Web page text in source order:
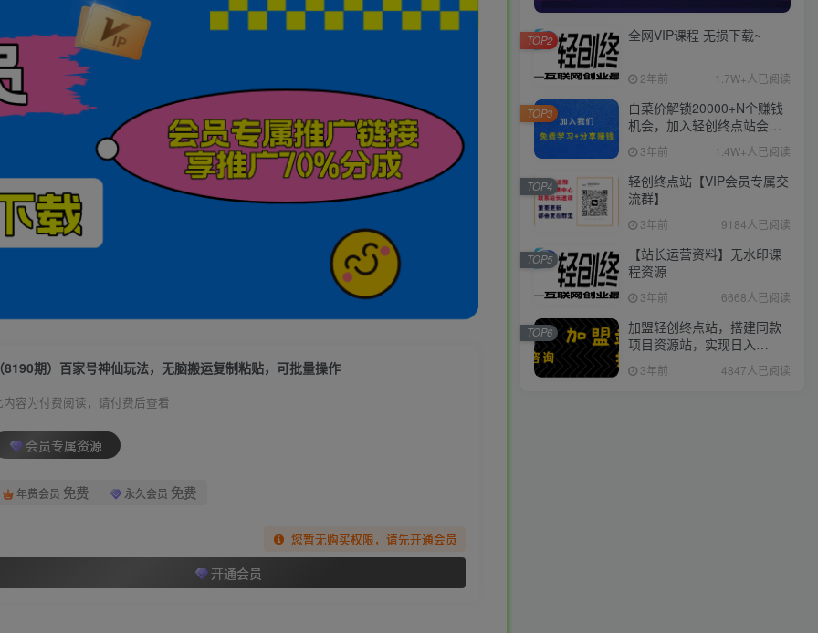
8190期）百家号神仙玩法，无脑搬运复制粘贴，可批量操作
内容为付费阅读，请付费后查看
会员专属资源
年费会员 免费 永久会员 免费
您暂无购买权限，请先开通会员
开通会员
全网VIP课程 无损下载~
2年前 1.7W+人已阅读
TOP2
白菜价解锁20000+N个赚钱
机会，加入轻创终点站会
员，全站资源免费学习。
3年前 1.4W+人已阅读
TOP3
轻创终点站【VIP会员专属交
流群】
3年前 9184人已阅读
TOP4
【站长运营资料】无水印课
程资源
3年前 6668人已阅读
TOP5
加盟轻创终点站，搭建同款
项目资源站，实现日入
2000+
3年前 4847人已阅读
TOP6